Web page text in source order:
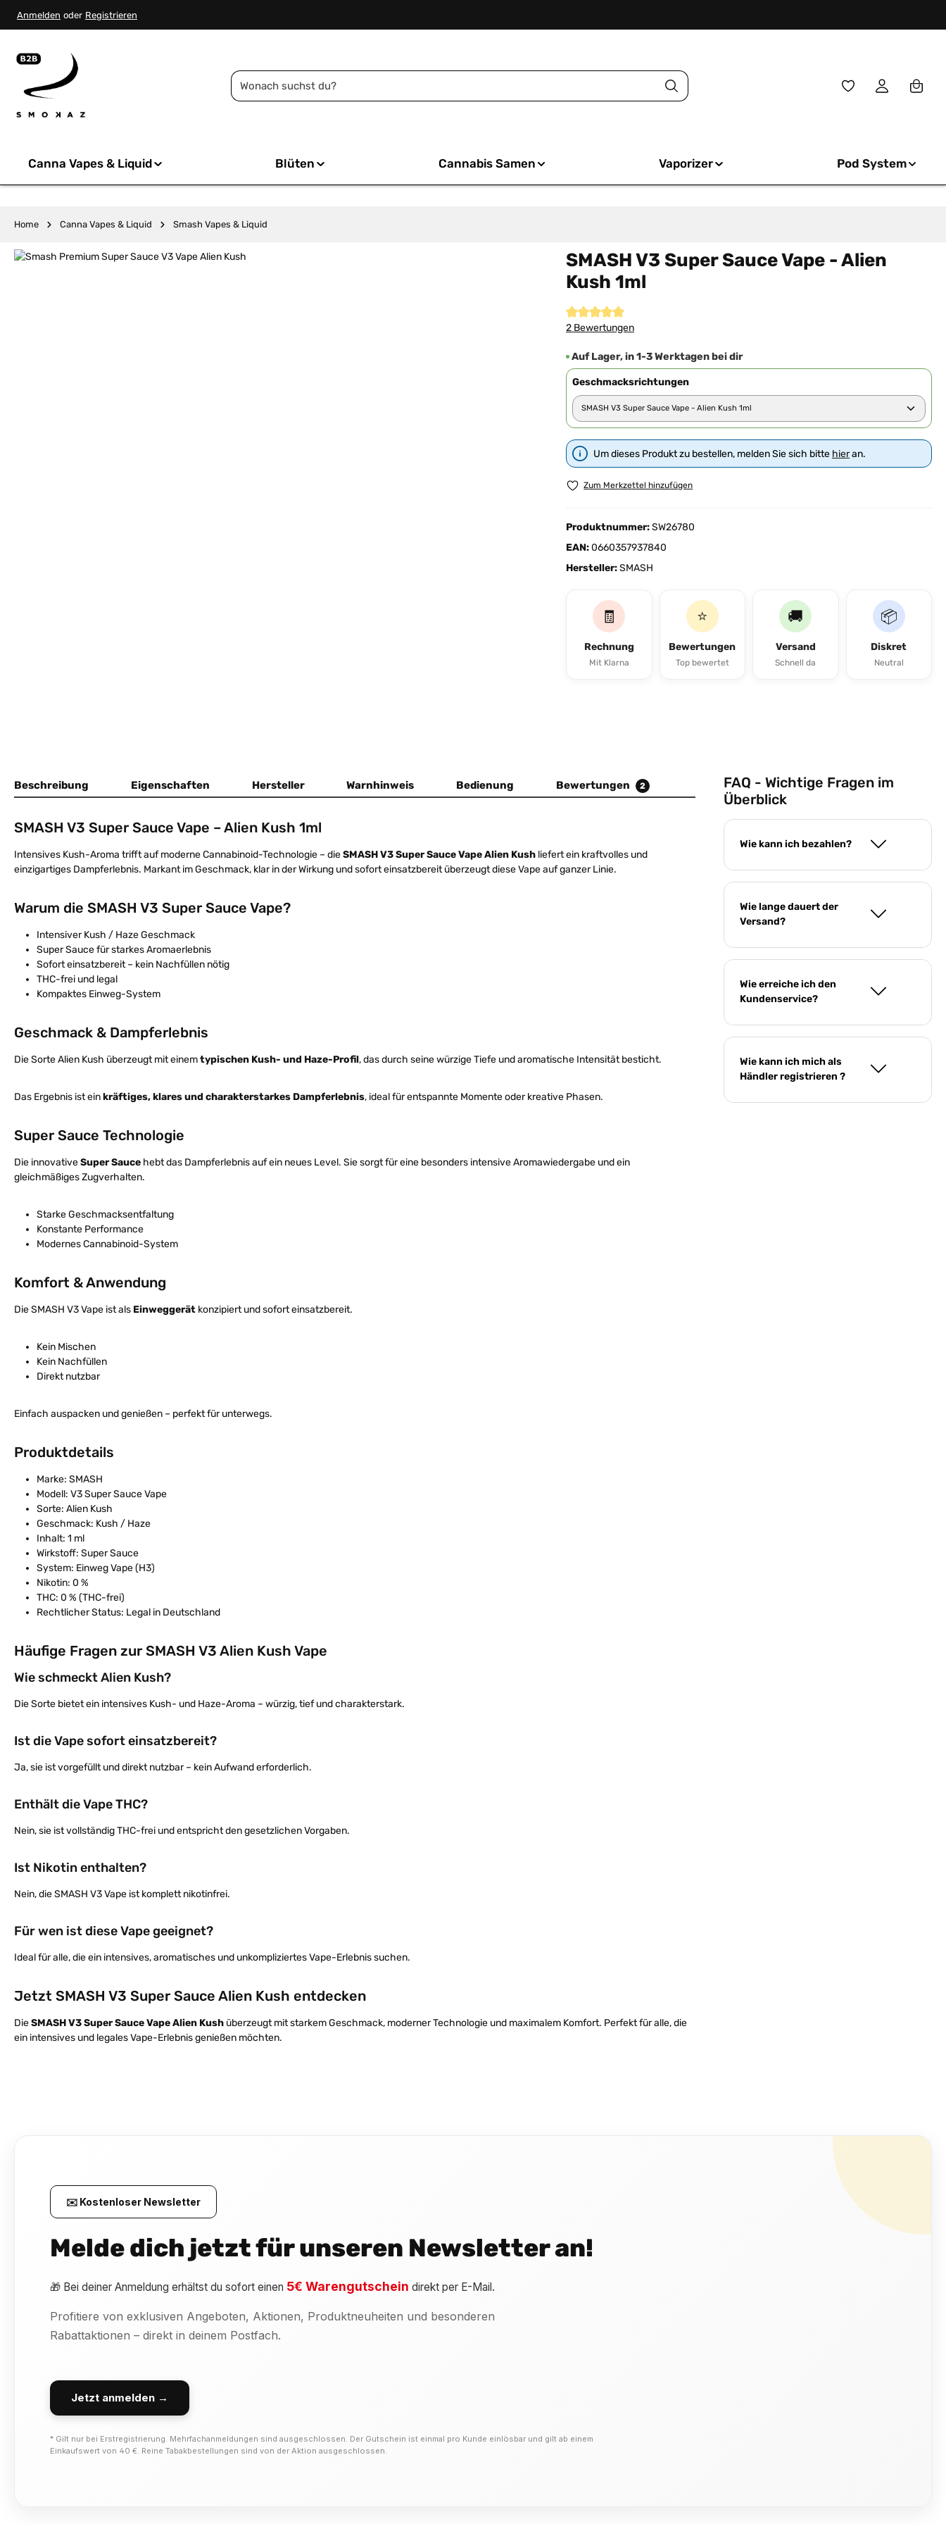
Zur Hauptnavigation springen
Anmelden oder Registrieren
Du hast 0
Canna Vapes & Liquid Blüten Cannabis Samen Vaporizer Pod System
Home Canna Vapes & Liquid Smash Vapes & Liquid
Bildergalerie überspringen
SMASH V3 Super Sauce Vape - Alien
Kush 1ml
Durchschnittliche Bewertung von 5 von 5 Sternen
2 Bewertungen
Auf Lager, in 1-3 Werktagen bei dir
Geschmacksrichtungen
Um dieses Produkt zu bestellen, melden Sie sich bitte hieran.
Zum Merkzettel hinzufügen
Produktnummer:SW26780
EAN:0660357937840
Hersteller:SMASH
🧾
Rechnung
Mit Klarna
⭐
Bewertungen
Top bewertet
🚚
Versand
Schnell da
📦
Diskret
Neutral
Beschreibung Eigenschaften Hersteller Warnhinweis Bedienung Bewertungen 2
SMASH V3 Super Sauce Vape – Alien Kush 1ml
Intensives Kush-Aroma trifft auf moderne Cannabinoid-Technologie – dieSMASH V3 Super Sauce Vape Alien Kush liefert ein kraftvolles und
einzigartiges Dampferlebnis. Markant im Geschmack, klar in der Wirkung und sofort einsatzbereit überzeugt diese Vape auf ganzer Linie.
Warum die SMASH V3 Super Sauce Vape?
Intensiver Kush / Haze Geschmack
Super Sauce für starkes Aromaerlebnis
Sofort einsatzbereit – kein Nachfüllen nötig
THC-frei und legal
Kompaktes Einweg-System
Geschmack & Dampferlebnis
Die Sorte Alien Kush überzeugt mit einemtypischen Kush- und Haze-Profil, das durch seine würzige Tiefe und aromatische Intensität besticht.
Das Ergebnis ist einkräftiges, klares und charakterstarkes Dampferlebnis, ideal für entspannte Momente oder kreative Phasen.
Super Sauce Technologie
Die innovativeSuper Sauce hebt das Dampferlebnis auf ein neues Level. Sie sorgt für eine besonders intensive Aromawiedergabe und ein
gleichmäßiges Zugverhalten.
Starke Geschmacksentfaltung
Konstante Performance
Modernes Cannabinoid-System
Komfort & Anwendung
Die SMASH V3 Vape ist als Einweggerät konzipiert und sofort einsatzbereit.
Kein Mischen
Kein Nachfüllen
Direkt nutzbar
Einfach auspacken und genießen – perfekt für unterwegs.
Produktdetails
Marke: SMASH
Modell: V3 Super Sauce Vape
Sorte: Alien Kush
Geschmack: Kush / Haze
Inhalt: 1 ml
Wirkstoff: Super Sauce
System: Einweg Vape (H3)
Nikotin: 0 %
THC: 0 % (THC-frei)
Rechtlicher Status: Legal in Deutschland
Häufige Fragen zur SMASH V3 Alien Kush Vape
Wie schmeckt Alien Kush?
Die Sorte bietet ein intensives Kush- und Haze-Aroma – würzig, tief und charakterstark.
Ist die Vape sofort einsatzbereit?
Ja, sie ist vorgefüllt und direkt nutzbar – kein Aufwand erforderlich.
Enthält die Vape THC?
Nein, sie ist vollständig THC-frei und entspricht den gesetzlichen Vorgaben.
Ist Nikotin enthalten?
Nein, die SMASH V3 Vape ist komplett nikotinfrei.
Für wen ist diese Vape geeignet?
Ideal für alle, die ein intensives, aromatisches und unkompliziertes Vape-Erlebnis suchen.
Jetzt SMASH V3 Super Sauce Alien Kush entdecken
DieSMASH V3 Super Sauce Vape Alien Kush überzeugt mit starkem Geschmack, moderner Technologie und maximalem Komfort. Perfekt für alle, die
ein intensives und legales Vape-Erlebnis genießen möchten.
FAQ - Wichtige Fragen im
Überblick
Wie kann ich bezahlen?
Wie lange dauert der
Versand?
Wie erreiche ich den
Kundenservice?
Wie kann ich mich als
Händler registrieren ?
✉️ Kostenloser Newsletter
Melde dich jetzt für unseren Newsletter an!
🎁 Bei deiner Anmeldung erhältst du sofort einen 5€ Warengutschein direkt per E-Mail.
Profitiere von exklusiven Angeboten, Aktionen, Produktneuheiten und besonderen
Rabattaktionen – direkt in deinem Postfach.
Jetzt anmelden →
* Gilt nur bei Erstregistrierung. Mehrfachanmeldungen sind ausgeschlossen. Der Gutschein ist einmal pro Kunde einlösbar und gilt ab einem
Einkaufswert von 40 €. Reine Tabakbestellungen sind von der Aktion ausgeschlossen.